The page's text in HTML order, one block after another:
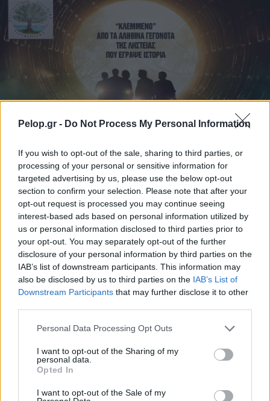
Pelop.gr - Do Not Process My Personal Information
If you wish to opt-out of the sale, sharing to third parties, or
processing of your personal or sensitive information for
targeted advertising by us, please use the below opt-out
section to confirm your selection. Please note that after your
opt-out request is processed you may continue seeing
interest-based ads based on personal information utilized by
us or personal information disclosed to third parties prior to
your opt-out. You may separately opt-out of the further
disclosure of your personal information by third parties on the
IAB’s list of downstream participants. This information may
also be disclosed by us to third parties on the IAB’s List of
Downstream Participants that may further disclose it to other
Please note that this website/app uses one or more Google
not limited to your visit or usage behaviour. You may click to
grant or deny consent to Google and its third-party tags to
use your data for below specified purposes in below Google
consent section.
Personal Data Processing Opt Outs
I want to opt-out of the Sharing of my
personal data.
Opted In
I want to opt-out of the Sale of my